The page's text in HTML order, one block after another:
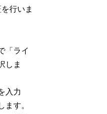
行いま
「ライ
しま
入力
ます。